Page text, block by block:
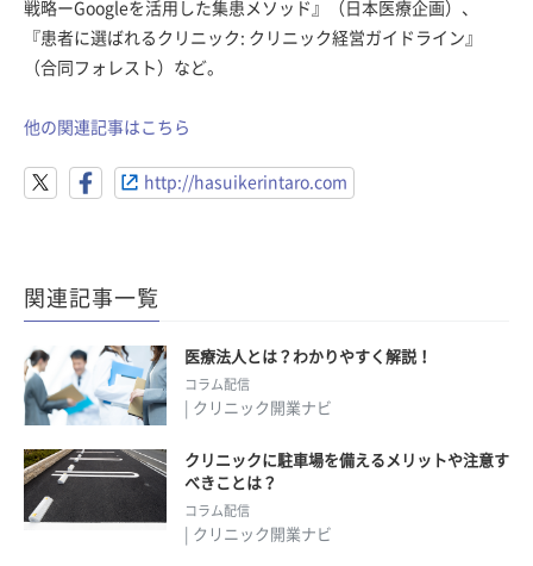
戦略ーGoogleを活用した集患メソッド』（日本医療企画）、
『患者に選ばれるクリニック: クリニック経営ガイドライン』
（合同フォレスト）など。
他の関連記事はこちら
http://hasuikerintaro.com
関連記事一覧
医療法人とは？わかりやすく解説！
コラム配信
| クリニック開業ナビ
クリニックに駐車場を備えるメリットや注意す
べきことは？
コラム配信
| クリニック開業ナビ